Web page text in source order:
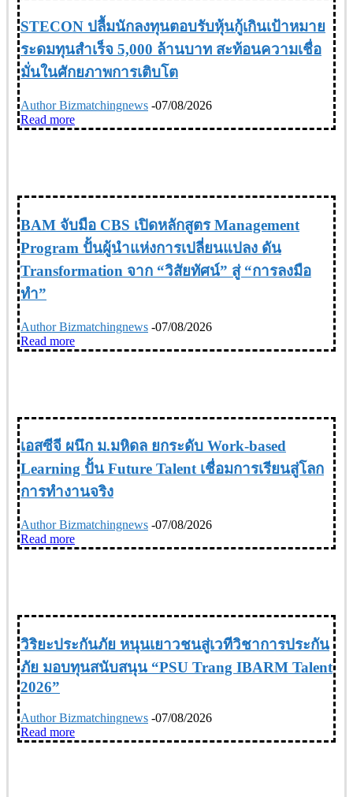
STECON ปลื้มนักลงทุนตอบรับหุ้นกู้เกินเป้าหมาย
ระดมทุนสำเร็จ 5,000 ล้านบาท สะท้อนความเชื่อ
มั่นในศักยภาพการเติบโต
Author Bizmatchingnews -07/08/2026
Read more
BAM จับมือ CBS เปิดหลักสูตร Management
Program ปั้นผู้นำแห่งการเปลี่ยนแปลง ดัน
Transformation จาก “วิสัยทัศน์” สู่ “การลงมือ
ทำ”
Author Bizmatchingnews -07/08/2026
Read more
เอสซีจี ผนึก ม.มหิดล ยกระดับ Work-based
Learning ปั้น Future Talent เชื่อมการเรียนสู่โลก
การทำงานจริง
Author Bizmatchingnews -07/08/2026
Read more
วิริยะประกันภัย หนุนเยาวชนสู่เวทีวิชาการประกัน
ภัย มอบทุนสนับสนุน “PSU Trang IBARM Talent
2026”
Author Bizmatchingnews -07/08/2026
Read more